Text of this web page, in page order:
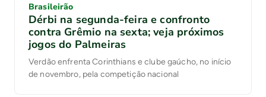
Brasileirão
Dérbi na segunda-feira e confronto
contra Grêmio na sexta; veja próximos
jogos do Palmeiras
Verdão enfrenta Corinthians e clube gaúcho, no início
de novembro, pela competição nacional